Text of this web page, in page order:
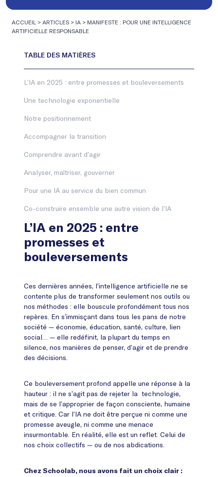
ACCUEIL > ARTICLES > IA > MANIFESTE : POUR UNE INTELLIGENCE
ARTIFICIELLE RESPONSABLE
L’IA en 2025 : entre promesses et bouleversements
Une technologie exponentielle
Notre positionnement
Accompagner la transition
Comprendre avant d’agir
Analyser, maîtriser, gouverner
Pour une IA au service du bien commun
Co-construire ensemble une autre vision de l’IA
L’IA en 2025 : entre
promesses et
bouleversements
Ces dernières années, l’intelligence artificielle ne se
contente plus de transformer seulement nos outils ou
nos méthodes : elle bouscule profondément tous nos
repères. En s’immisçant dans tous les pans de notre
société — économie, éducation, santé, culture, lien
social… — elle redéfinit, la plupart du temps en
silence, nos manières de penser, d’agir et de prendre
des décisions.
Ce bouleversement profond appelle une réponse à la
hauteur : il ne s’agit pas de rejeter la technologie,
mais de se l’approprier de façon consciente, humaine
et critique. Car l’IA ne doit être perçue ni comme une
promesse aveugle, ni comme une menace
insurmontable. En réalité, elle est un reflet. Celui de
nos choix collectifs — ou de nos abdications.
Chez Schoolab, nous avons fait un choix clair :